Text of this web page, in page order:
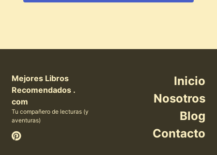
Mejores Libros
Recomendados .
com
Tu compañero de lecturas (y
aventuras)
Inicio
Nosotros
Blog
Contacto